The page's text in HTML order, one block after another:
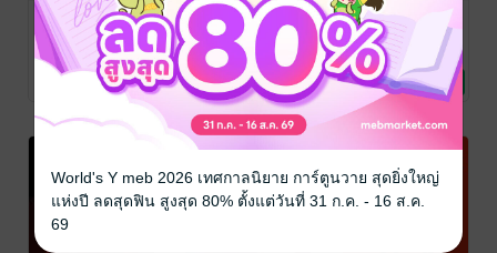
รู้ตัวอีกทีปืนของ
ผมก็เลอะนมผง
ทุกวัน
Gripen
(MeanMania.) /
MeanMania.
นิยายวาย Boy
Hidden Power
กลยุทธ์เอาตัว
รอดในสังคมยุค
นี้โดยไม่ผิดกฎ
ไม่ผิดศีลธรรม
แต่ยังได้เปรียบ
กว่าใคร
Mania-girl / Mania
girl
จิตวิทยา
No Rating
Mind of Killer
อ่านใจฆาตกร :
บทเรียนจาก
ความร้ายกาจ
ของมนุษย์
Mania-girl
/ Mania
girl
จิตวิทยา
No Rating
World's Y meb 2026 เทศกาลนิยาย การ์ตูนวาย สุดยิ่งใหญ่
แห่งปี ลดสุดฟิน สูงสุด 80% ตั้งแต่วันที่ 31 ก.ค. - 16 ส.ค.
69